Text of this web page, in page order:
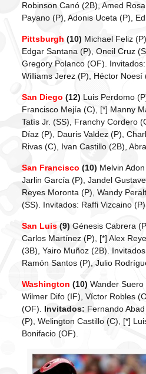
Robinson Canó (2B), Amed
Payano (P), Adonis Uceta (P),
Pittsburgh (10) Michael Feliz
Edgar Santana (P), Oneil Cruz
Gregory Polanco (OF).
Williams Jerez (P), Héctor Noesí
San Diego (12) Luis Perdomo
Francisco Mejía (C), [*] Manny
Tatís Jr. (SS), Franchy Cordero
Díaz (P), Dauris Valdez (P),
Rivas (C), Ivan Castillo (2B),
San Francisco (10) Melvin
Jarlin García (P), Jandel
Reyes Moronta (P), Wandy
(SS). Invitados: Raffi Vizcaino
San Luis(9) Génesis Cabrera
Carlos Martínez (P), [*] Alex
(3B), Yairo Muñoz (2B).
Ramón Santos (P), Julio
Washington (10) Wander
Wilmer Difo (IF), Víctor Robles
(OF). Invitados: Fernando
(P), Welington Castillo (C), [*]
Bonifacio (OF).